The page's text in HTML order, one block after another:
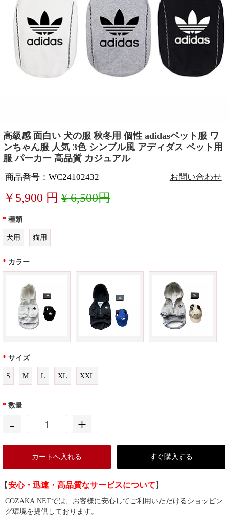
高級感 面白い 犬の服 秋冬用 個性 adidasペット服 ワ
ンちゃん服 人気 3色 シンプル風 アディダス ペット用
服 パーカー 高品質 カジュアル
商品番号：WC24102432 お問い合わせ
￥ 5,900 円 ¥ 6,500円
* 種類
犬用 猫用
* カラー
* サイズ
S M L XL XXL
* 数量
- +
カートへ入れる すぐ購入する
【安心・迅速・高品質なサービスについて 】
COZAKA.NETでは、お客様に安心してご利用いただけるショッピン
グ環境を提供しております。